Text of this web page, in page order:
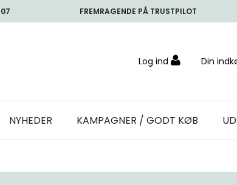
FREMRAGENDE PÅ TRUSTPILOT
Log ind Din
NYHEDER KAMPAGNER / GODT KØB